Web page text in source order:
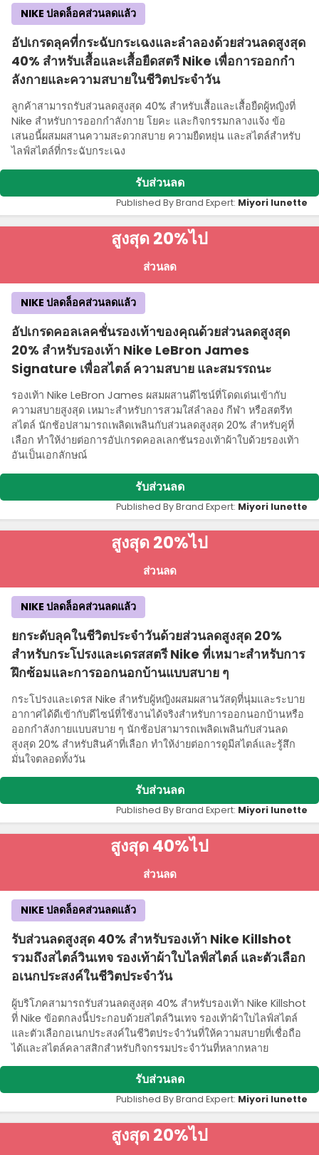
อัปเกรดลุคที่กระฉับกระเฉงและลําลองด้วยส่วนลดสูงสุด
40% สําหรับเสื้อและเสื้อยืดสตรี Nike เพื่อการออกกํา
ลังกายและความสบายในชีวิตประจําวัน
ลูกค้าสามารถรับส่วนลดสูงสุด 40% สําหรับเสื้อและเสื้อยืดผู้หญิงที่
Nike สําหรับการออกกําลังกาย โยคะ และกิจกรรมกลางแจ้ง ข้อ
เสนอนี้ผสมผสานความสะดวกสบาย ความยืดหยุ่น และสไตล์สําหรับ
ไลฟ์สไตล์ที่กระฉับกระเฉง
NIKE ปลดล็อคส่วนลดแล้ว
รับส่วนลด
Published By Brand Expert: Miyori lunette
สูงสุด 20%ไป
ส่วนลด
อัปเกรดคอลเลคชั่นรองเท้าของคุณด้วยส่วนลดสูงสุด
20% สําหรับรองเท้า Nike LeBron James
Signature เพื่อสไตล์ ความสบาย และสมรรถนะ
รองเท้า Nike LeBron James ผสมผสานดีไซน์ที่โดดเด่นเข้ากับ
ความสบายสูงสุด เหมาะสําหรับการสวมใส่ลําลอง กีฬา หรือสตรีท
สไตล์ นักช้อปสามารถเพลิดเพลินกับส่วนลดสูงสุด 20% สําหรับคู่ที่
เลือก ทําให้ง่ายต่อการอัปเกรดคอลเลกชันรองเท้าผ้าใบด้วยรองเท้า
อันเป็นเอกลักษณ์
NIKE ปลดล็อคส่วนลดแล้ว
รับส่วนลด
Published By Brand Expert: Miyori lunette
สูงสุด 20%ไป
ส่วนลด
ยกระดับลุคในชีวิตประจําวันด้วยส่วนลดสูงสุด 20%
สําหรับกระโปรงและเดรสสตรี Nike ที่เหมาะสําหรับการ
ฝึกซ้อมและการออกนอกบ้านแบบสบาย ๆ
กระโปรงและเดรส Nike สําหรับผู้หญิงผสมผสานวัสดุที่นุ่มและระบาย
อากาศได้ดีเข้ากับดีไซน์ที่ใช้งานได้จริงสําหรับการออกนอกบ้านหรือ
ออกกําลังกายแบบสบาย ๆ นักช้อปสามารถเพลิดเพลินกับส่วนลด
สูงสุด 20% สําหรับสินค้าที่เลือก ทําให้ง่ายต่อการดูมีสไตล์และรู้สึก
มั่นใจตลอดทั้งวัน
NIKE ปลดล็อคส่วนลดแล้ว
รับส่วนลด
Published By Brand Expert: Miyori lunette
สูงสุด 40%ไป
ส่วนลด
รับส่วนลดสูงสุด 40% สําหรับรองเท้า Nike Killshot
รวมถึงสไตล์วินเทจ รองเท้าผ้าใบไลฟ์สไตล์ และตัวเลือก
อเนกประสงค์ในชีวิตประจําวัน
ผู้บริโภคสามารถรับส่วนลดสูงสุด 40% สําหรับรองเท้า Nike Killshot
ที่ Nike ข้อตกลงนี้ประกอบด้วยสไตล์วินเทจ รองเท้าผ้าใบไลฟ์สไตล์
และตัวเลือกอเนกประสงค์ในชีวิตประจําวันที่ให้ความสบายที่เชื่อถือ
ได้และสไตล์คลาสสิกสําหรับกิจกรรมประจําวันที่หลากหลาย
NIKE ปลดล็อคส่วนลดแล้ว
รับส่วนลด
Published By Brand Expert: Miyori lunette
สูงสุด 20%ไป